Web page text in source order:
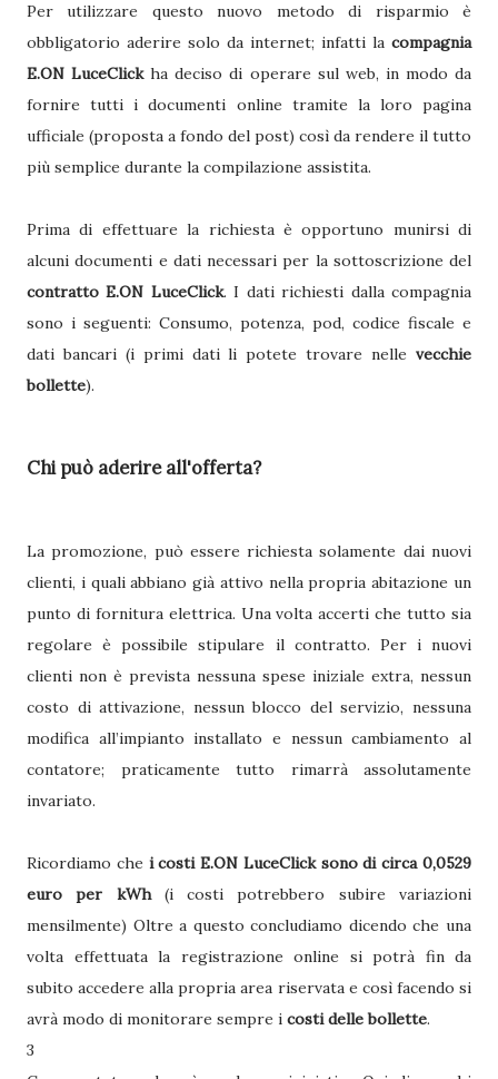
Per utilizzare questo nuovo metodo di risparmio è
obbligatorio aderire solo da internet; infatti la compagnia
E.ON LuceClickha deciso di operare sul web, in modo da
fornire tutti i documenti online tramite la loro pagina
ufficiale (proposta a fondo del post) così da rendere il tutto
più semplice durante la compilazione assistita.
Prima di effettuare la richiesta è opportuno munirsi di
alcuni documenti e dati necessari per la sottoscrizione del
contratto E.ON LuceClick. I dati richiesti dalla compagnia
sono i seguenti: Consumo, potenza, pod, codice fiscale e
dati bancari (i primi dati li potete trovare nelle vecchie
bollette).
Chi può aderire all'offerta?
La promozione, può essere richiesta solamente dai nuovi
clienti, i quali abbiano già attivo nella propria abitazione un
punto di fornitura elettrica. Una volta accerti che tutto sia
regolare è possibile stipulare il contratto. Per i nuovi
clienti non è prevista nessuna spese iniziale extra, nessun
costo di attivazione, nessun blocco del servizio, nessuna
modifica all’impianto installato e nessun cambiamento al
contatore; praticamente tutto rimarrà assolutamente
invariato.
Ricordiamo che i costi E.ON LuceClick sono di circa 0,0529
euro per kWh(i costi potrebbero subire variazioni
mensilmente) Oltre a questo concludiamo dicendo che una
volta effettuata la registrazione online si potrà fin da
subito accedere alla propria area riservata e così facendo si
avrà modo di monitorare sempre i costi delle bollette.
3